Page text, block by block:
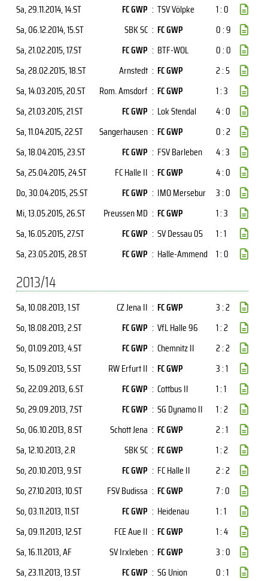
Sa, 29.11.2014, 14.ST FC GWP : TSV Völpke
1 : 0
Sa, 06.12.2014, 15.ST SBK SC : FC GWP
0 : 9
Sa, 21.02.2015, 17.ST FC GWP : BTF-WOL
0 : 0
Sa, 28.02.2015, 18.ST Arnstedt : FC GWP
2 : 5
Sa, 14.03.2015, 20.ST Rom. Amsdorf : FC GWP
1 : 3
Sa, 21.03.2015, 21.ST FC GWP : Lok Stendal
4 : 0
Sa, 11.04.2015, 22.ST Sangerhausen : FC GWP
0 : 2
Sa, 18.04.2015, 23.ST FC GWP : FSV Barleben
4 : 3
Sa, 25.04.2015, 24.ST FC Halle II : FC GWP
4 : 0
Do, 30.04.2015, 25.ST FC GWP : IMO Mersebur
3 : 0
Mi, 13.05.2015, 26.ST Preussen MD : FC GWP
1 : 3
Sa, 16.05.2015, 27.ST FC GWP : SV Dessau 05
1 : 1
Sa, 23.05.2015, 28.ST FC GWP : Halle-Ammend 1 : 0
2013/14
Sa, 10.08.2013, 1.ST CZ Jena II : FC GWP
3 : 2
So, 18.08.2013, 2.ST FC GWP : VfL Halle 96
1 : 2
So, 01.09.2013, 4.ST FC GWP : Chemnitz II
2 : 2
So, 15.09.2013, 5.ST RW Erfurt II : FC GWP
3 : 1
So, 22.09.2013, 6.ST FC GWP : Cottbus II
1 : 1
So, 29.09.2013, 7.ST FC GWP : SG Dynamo II
1 : 2
So, 06.10.2013, 8.ST Schott Jena : FC GWP
2 : 1
Sa, 12.10.2013, 2.R SBK SC : FC GWP
1 : 2
So, 20.10.2013, 9.ST FC GWP : FC Halle II
2 : 2
So, 27.10.2013, 10.ST FSV Budissa : FC GWP
7 : 0
So, 03.11.2013, 11.ST FC GWP : Heidenau
1 : 1
Sa, 09.11.2013, 12.ST FCE Aue II : FC GWP
1 : 4
Sa, 16.11.2013, AF SV Irxleben : FC GWP
3 : 0
Sa, 23.11.2013, 13.ST FC GWP : SG Union
0 : 1